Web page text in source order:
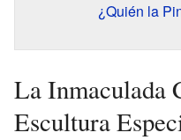
¿Quién la
La Inmaculada
Escultura